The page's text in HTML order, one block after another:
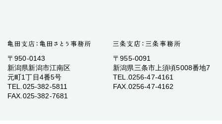
〒950-0143
新潟県新潟市江南区
元町1丁目4番5号
TEL.025-382-5811
FAX.025-382-7681
〒955-0091
新潟県三条市上須頃5008番地7
TEL.0256-47-4161
FAX.0256-47-4162